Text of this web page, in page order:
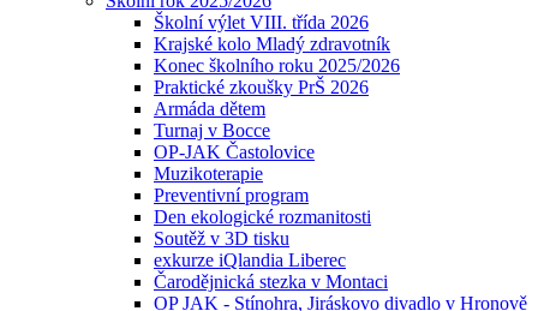
Školní výlet VIII. třída 2026
Krajské kolo Mladý zdravotník
Konec školního roku 2025/2026
Praktické zkoušky PrŠ 2026
Armáda dětem
Turnaj v Bocce
OP-JAK Častolovice
Muzikoterapie
Preventivní program
Den ekologické rozmanitosti
Soutěž v 3D tisku
exkurze iQlandia Liberec
Čarodějnická stezka v Montaci
OP JAK - Stínohra, Jiráskovo divadlo v Hronově